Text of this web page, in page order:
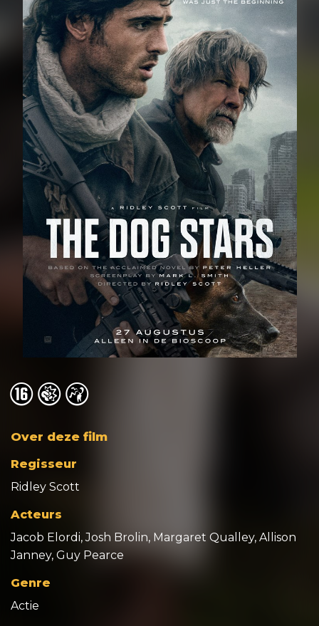
o o o
Over deze film
Regisseur
Ridley Scott
Acteurs
Jacob Elordi, Josh Brolin, Margaret Qualley, Allison
Janney, Guy Pearce
Genre
Actie